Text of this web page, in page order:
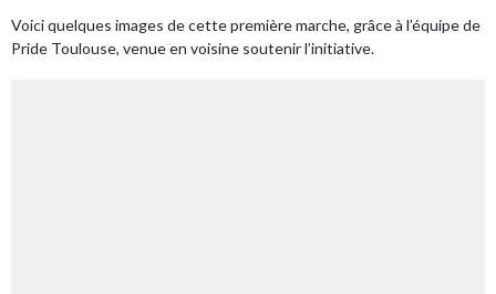
Voici quelques images de cette première marche, grâce à l’équipe de
Pride Toulouse, venue en voisine soutenir l’initiative.